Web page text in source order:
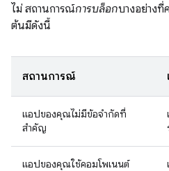
ไม่ สถานการณ์การบล็อกบางอย่างที่
ต้นมีดังนี้
สถานการณ์
แอปของคุณไม่มีข้อจำกัดที่
สำคัญ
แอปของคุณใช้คอมโพเนนต์